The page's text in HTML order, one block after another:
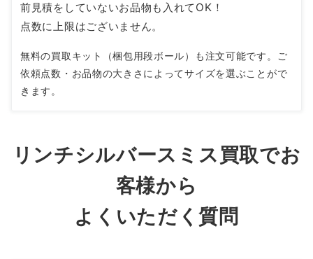
前見積をしていないお品物も入れてOK！
点数に上限はございません。
無料の買取キット（梱包用段ボール）も注文可能です。ご
依頼点数・お品物の大きさによってサイズを選ぶことがで
きます。
リンチシルバースミス買取でお
客様から
よくいただく質問